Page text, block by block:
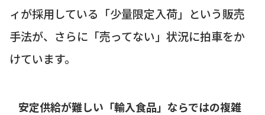
ィが採用している「少量限定入荷」という販売
手法が、さらに「売ってない」状況に拍車をか
けています。
安定供給が難しい「輸入食品」ならではの複雑